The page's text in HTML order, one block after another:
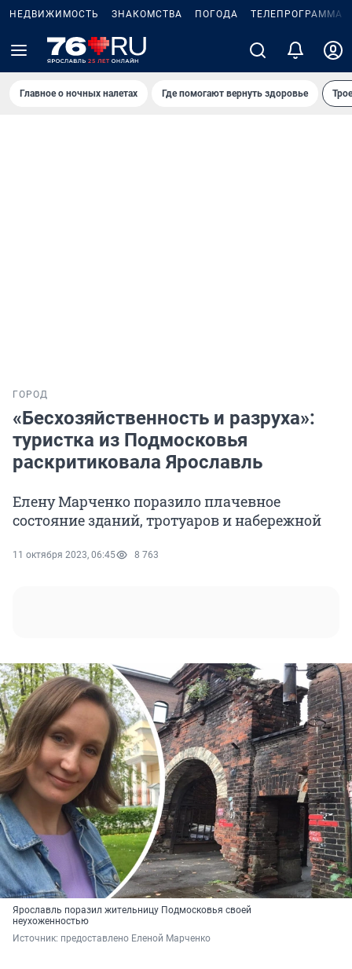
НЕДВИЖИМОСТЬ ЗНАКОМСТВА ПОГОДА ТЕЛЕПРОГРАММА
Главное о ночных налетах Где помогают вернуть здоровье
ГОРОД
«Бесхозяйственность и разруха»:
туристка из Подмосковья
раскритиковала Ярославль
Елену Марченко поразило плачевное
состояние зданий, тротуаров и набережной
11 октября 2023, 06:45 8 763
Ярославль поразил жительницу Подмосковья своей
неухоженностью
Источник: предоставлено Еленой Марченко